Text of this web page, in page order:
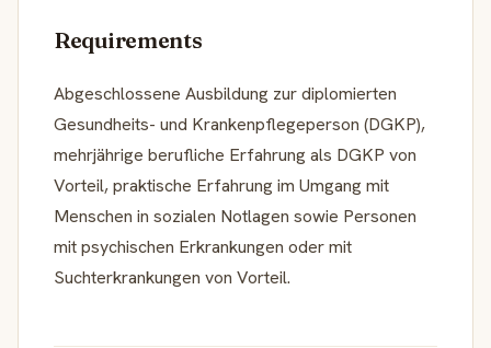
Requirements
Abgeschlossene Ausbildung zur diplomierten
Gesundheits- und Krankenpflegeperson (DGKP),
mehrjährige berufliche Erfahrung als DGKP von
Vorteil, praktische Erfahrung im Umgang mit
Menschen in sozialen Notlagen sowie Personen
mit psychischen Erkrankungen oder mit
Suchterkrankungen von Vorteil.